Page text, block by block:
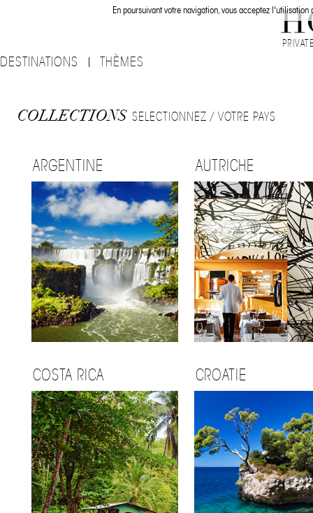
En poursuivant votre navigation, vous acceptez
DESTINATIONS THÈMES
COLLECTIONS SELECTIONNEZ / VOTRE PAYS
ARGENTINE AUTRICHE
COSTA RICA CROATIE